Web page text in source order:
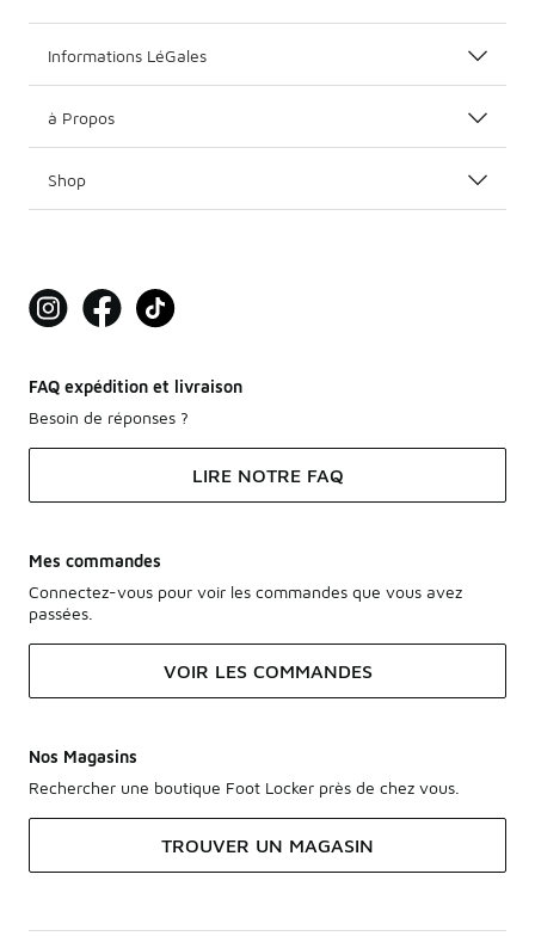
Informations LéGales
à Propos
Shop
FAQ expédition et livraison
Besoin de réponses ?
LIRE NOTRE FAQ
Mes commandes
Connectez-vous pour voir les commandes que vous avez
passées.
VOIR LES COMMANDES
Nos Magasins
Rechercher une boutique Foot Locker près de chez vous.
TROUVER UN MAGASIN